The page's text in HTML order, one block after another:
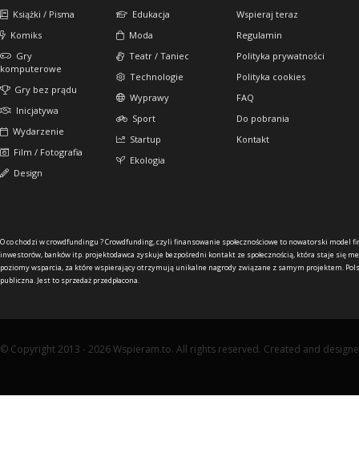
Książki / Pisma
Komiks
Gry
komputerowe
Gry bez prądu
Inicjatywa
Wydarzenie
Film / Fotografia
Design
Edukacja
Moda
Teatr / Taniec
Technologie
Wyprawy
Sport
Startup
Ekologia
Wspieraj teraz
Regulamin
Polityka prywatności
Polityka cookies
FAQ
Do pobrania
Kontakt
O co chodzi w crowdfundingu ?Crowdfunding, czyli finansowanie społecznościowe to nowatorski model
inwestorów, banków itp. projektodawca zyskuje bezpośredni kontakt ze społecznością, która staje się
poziomy wsparcia, za które wspierający otrzymują unikalne nagrody związane z samym projektem.
publiczna. Jest to sprzedaż przedpłacona.
© Copyright 2013 - 2026 Wspieram.to. All rights reserved. Created and